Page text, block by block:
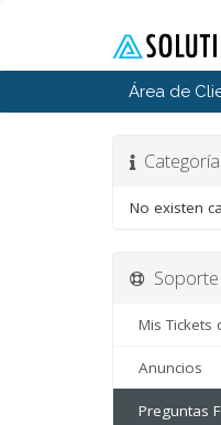
Área de
No existen
Soporte
Mis Tickets
Anuncios
Preguntas